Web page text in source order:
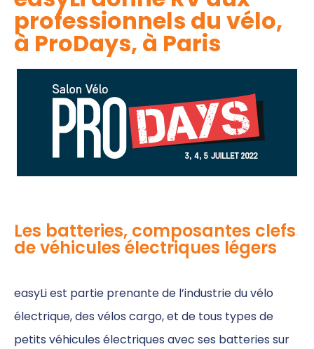
professionnels du vélo,
à ProDays, à Paris
Les batteries, composantes clefs
de véhicules électriques légers
easyLi est partie prenante de l’industrie du vélo
électrique, des vélos cargo, et de tous types de
petits véhicules électriques avec ses batteries sur